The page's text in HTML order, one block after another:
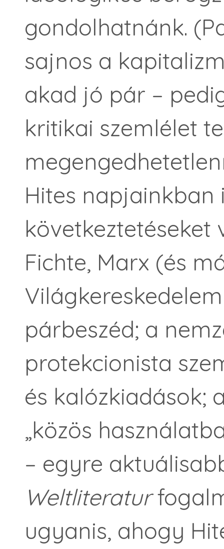
gondolhatnánk.
sajnos a
akad jó pár –
kritikai szemlélet
Hites napjainkban
következtetéseket
Fichte, Marx (és
párbeszéd; a
protekcionista
és kalózkiadások;
„közös
– egyre
Weltliteratur
ugyanis, ahogy